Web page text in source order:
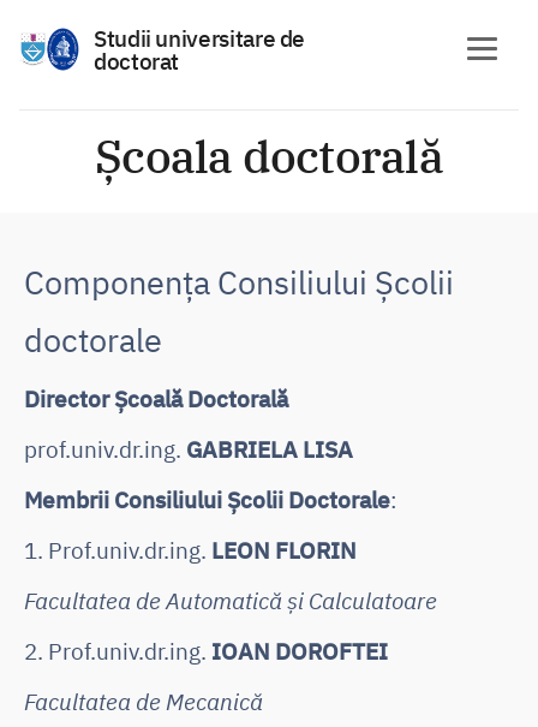
Studii universitare de
doctorat
Școala doctorală
Componența Consiliului Școlii
doctorale
Director Școală Doctorală
prof.univ.dr.ing. GABRIELA LISA
Membrii Consiliului Școlii Doctorale:
1. Prof.univ.dr.ing. LEON FLORIN
Facultatea de Automatică și Calculatoare
2. Prof.univ.dr.ing. IOAN DOROFTEI
Facultatea de Mecanică